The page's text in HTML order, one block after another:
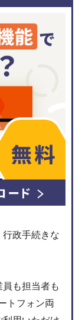
行政手続きな
も担当者も
トフォン両